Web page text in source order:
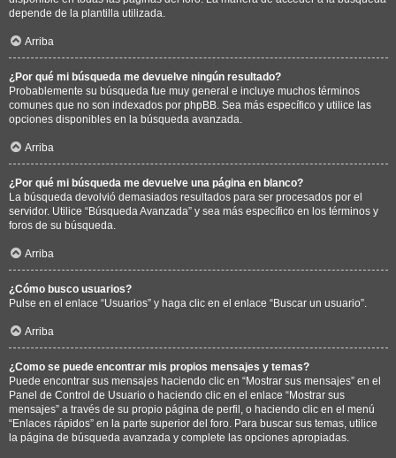
depende de la plantilla utilizada.
Arriba
¿Por qué mi búsqueda me devuelve ningún resultado?
Probablemente su búsqueda fue muy general e incluye muchos términos
comunes que no son indexados por phpBB. Sea más específico y utilice las
opciones disponibles en la búsqueda avanzada.
Arriba
¿Por qué mi búsqueda me devuelve una página en blanco?
La búsqueda devolvió demasiados resultados para ser procesados por el
servidor. Utilice “Búsqueda Avanzada” y sea más específico en los términos y
foros de su búsqueda.
Arriba
¿Cómo busco usuarios?
Pulse en el enlace “Usuarios” y haga clic en el enlace “Buscar un usuario”.
Arriba
¿Como se puede encontrar mis propios mensajes y temas?
Puede encontrar sus mensajes haciendo clic en “Mostrar sus mensajes” en el
Panel de Control de Usuario o haciendo clic en el enlace “Mostrar sus
mensajes” a través de su propio página de perfil, o haciendo clic en el menú
“Enlaces rápidos” en la parte superior del foro. Para buscar sus temas, utilice
la página de búsqueda avanzada y complete las opciones apropiadas.